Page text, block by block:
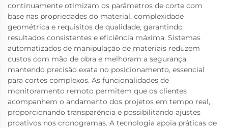
continuamente otimizam os parâmetros de corte com
base nas propriedades do material, complexidade
geométrica e requisitos de qualidade, garantindo
resultados consistentes e eficiência máxima. Sistemas
automatizados de manipulação de materiais reduzem
custos com mão de obra e melhoram a segurança,
mantendo precisão exata no posicionamento, essencial
para cortes complexos. As funcionalidades de
monitoramento remoto permitem que os clientes
acompanhem o andamento dos projetos em tempo real,
proporcionando transparência e possibilitando ajustes
proativos nos cronogramas. A tecnologia apoia práticas de